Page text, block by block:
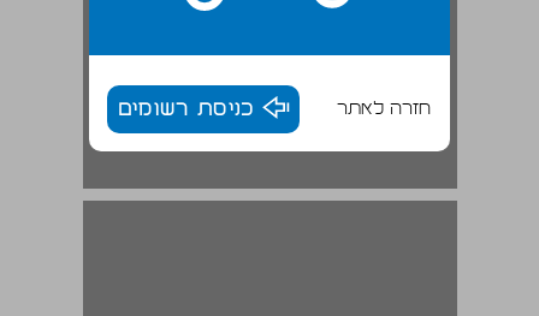
חזרה לאתר כניסת רשומים
שכני ארץ־ישראל מצפון ... 27